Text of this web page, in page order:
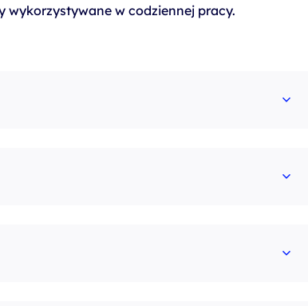
w codziennej pracy.